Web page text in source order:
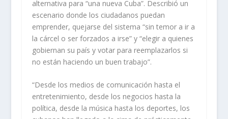
alternativa para “una nueva Cuba”. Describió un
escenario donde los ciudadanos puedan
emprender, quejarse del sistema “sin temor a ir a
la cárcel o ser forzados a irse” y “elegir a quienes
gobiernan su país y votar para reemplazarlos si
no están haciendo un buen trabajo”.
“Desde los medios de comunicación hasta el
entretenimiento, desde los negocios hasta la
política, desde la música hasta los deportes, los